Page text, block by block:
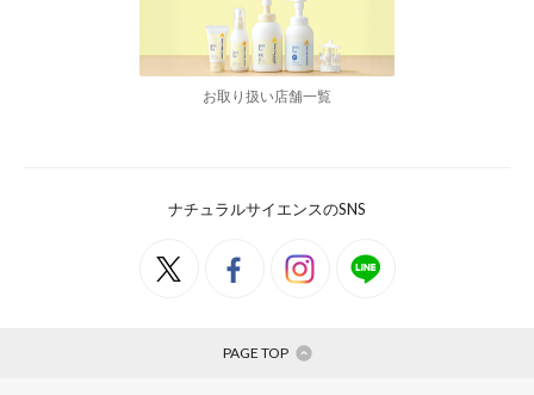
お取り扱い店舗一覧
ナチュラルサイエンスのSNS
PAGE TOP